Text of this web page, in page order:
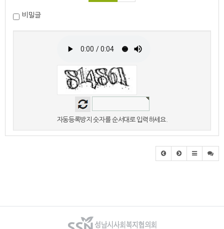
비밀글
자동등록방지 숫자를 순서대로 입력하세요.